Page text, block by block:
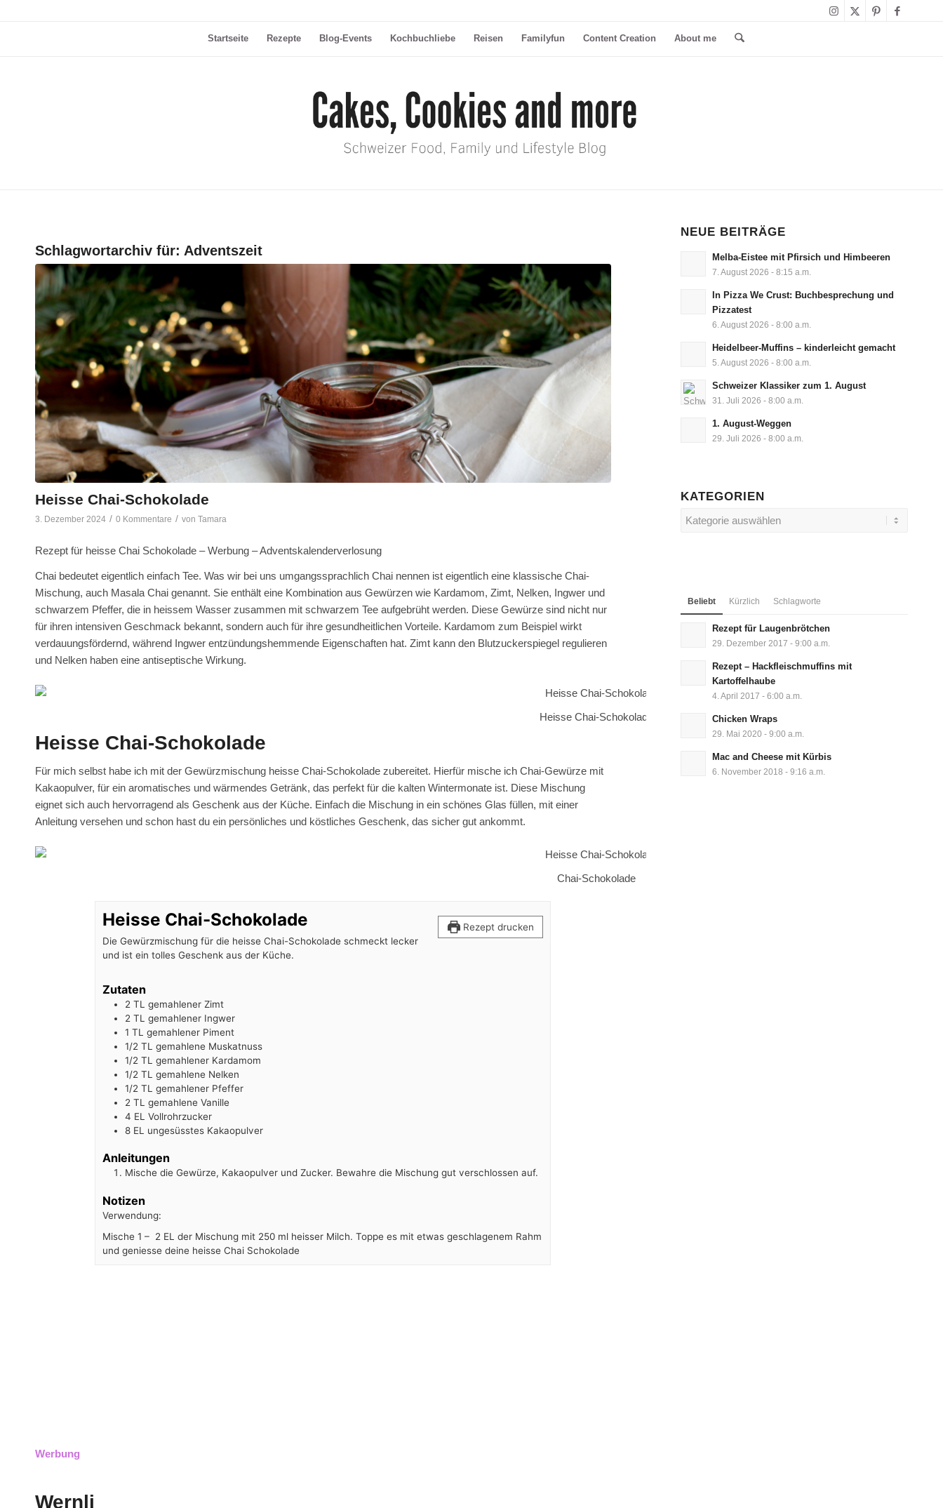
Startseite Rezepte Blog-Events Kochbuchliebe Reisen Familyfun Content Creation About me
Schlagwortarchiv für: Adventszeit
Heisse Chai-Schokolade
3. Dezember 2024 / 0 Kommentare / von Tamara
Rezept für heisse Chai Schokolade – Werbung – Adventskalenderverlosung
Chai bedeutet eigentlich einfach Tee. Was wir bei uns umgangssprachlich Chai nennen ist eigentlich eine klassische Chai-
Mischung, auch Masala Chai genannt. Sie enthält eine Kombination aus Gewürzen wie Kardamom, Zimt, Nelken, Ingwer und
schwarzem Pfeffer, die in heissem Wasser zusammen mit schwarzem Tee aufgebrüht werden. Diese Gewürze sind nicht nur
für ihren intensiven Geschmack bekannt, sondern auch für ihre gesundheitlichen Vorteile. Kardamom zum Beispiel wirkt
verdauungsfördernd, während Ingwer entzündungshemmende Eigenschaften hat. Zimt kann den Blutzuckerspiegel regulieren
und Nelken haben eine antiseptische Wirkung.
Heisse Chai-Schokolade
Heisse Chai-Schokolade
Für mich selbst habe ich mit der Gewürzmischung heisse Chai-Schokolade zubereitet. Hierfür mische ich Chai-Gewürze mit
Kakaopulver, für ein aromatisches und wärmendes Getränk, das perfekt für die kalten Wintermonate ist. Diese Mischung
eignet sich auch hervorragend als Geschenk aus der Küche. Einfach die Mischung in ein schönes Glas füllen, mit einer
Anleitung versehen und schon hast du ein persönliches und köstliches Geschenk, das sicher gut ankommt.
Chai-Schokolade
Rezept drucken
Heisse Chai-Schokolade
Die Gewürzmischung für die heisse Chai-Schokolade schmeckt lecker
und ist ein tolles Geschenk aus der Küche.
Zutaten
2 TL gemahlener Zimt
2 TL gemahlener Ingwer
1 TL gemahlener Piment
1/2 TL gemahlene Muskatnuss
1/2 TL gemahlener Kardamom
1/2 TL gemahlene Nelken
1/2 TL gemahlener Pfeffer
2 TL gemahlene Vanille
4 EL Vollrohrzucker
8 EL ungesüsstes Kakaopulver
Anleitungen
Mische die Gewürze, Kakaopulver und Zucker. Bewahre die Mischung gut verschlossen auf.
Notizen
Verwendung:
Mische 1 – 2 EL der Mischung mit 250 ml heisser Milch. Toppe es mit etwas geschlagenem Rahm
und geniesse deine heisse Chai Schokolade
Werbung
Wernli
NEUE BEITRÄGE
Melba-Eistee mit Pfirsich und Himbeeren
7. August 2026 - 8:15 a.m.
In Pizza We Crust: Buchbesprechung und
Pizzatest
6. August 2026 - 8:00 a.m.
Heidelbeer-Muffins – kinderleicht gemacht
5. August 2026 - 8:00 a.m.
Schweizer Klassiker zum 1. August
31. Juli 2026 - 8:00 a.m.
1. August-Weggen
29. Juli 2026 - 8:00 a.m.
KATEGORIEN
Kategorien
Beliebt Kürzlich Schlagworte
Rezept für Laugenbrötchen
29. Dezember 2017 - 9:00 a.m.
Rezept – Hackfleischmuffins mit
Kartoffelhaube
4. April 2017 - 6:00 a.m.
Chicken Wraps
29. Mai 2020 - 9:00 a.m.
Mac and Cheese mit Kürbis
6. November 2018 - 9:16 a.m.